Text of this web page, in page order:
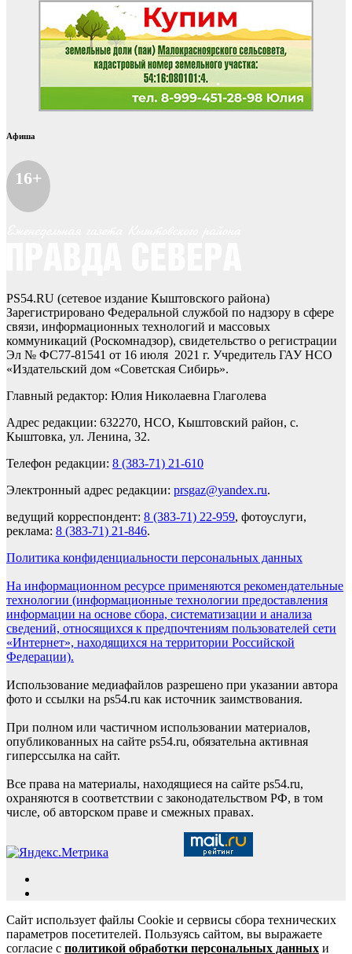
Афиша
16+
PS54.RU (сетевое издание Кыштовского района)
Зарегистрировано Федеральной службой по надзору в сфере
связи, информационных технологий и массовых
коммуникаций (Роскомнадзор), свидетельство о регистрации
Эл № ФС77-81541 от 16 июля 2021 г. Учредитель ГАУ НСО
«Издательский дом «Советская Сибирь».
Главный редактор: Юлия Николаевна Глаголева
Адрес редакции: 632270, НСО, Кыштовский район, с.
Кыштовка, ул. Ленина, 32.
Телефон редакции: 8 (383-71) 21-610
Электронный адрес редакции: prsgaz@yandex.ru.
ведущий корреспондент: 8 (383-71) 22-959, фотоуслуги,
реклама: 8 (383-71) 21-846.
Политика конфиденциальности персональных данных
На информационном ресурсе применяются рекомендательные
технологии (информационные технологии предоставления
информации на основе сбора, систематизации и анализа
сведений, относящихся к предпочтениям пользователей сети
«Интернет», находящихся на территории Российской
Федерации).
Использование медиафайлов разрешено при указании автора
фото и ссылки на ps54.ru как источник заимствования.
При полном или частичном использовании материалов,
опубликованных на сайте ps54.ru, обязательна активная
гиперссылка на сайт.
Все права на материалы, находящиеся на сайте ps54.ru,
охраняются в соответствии с законодательством РФ, в том
числе, об авторском праве и смежных правах.
Сайт использует файлы Cookie и сервисы сбора технических
параметров посетителей. Пользуясь сайтом, вы выражаете
согласие с политикой обработки персональных данных и